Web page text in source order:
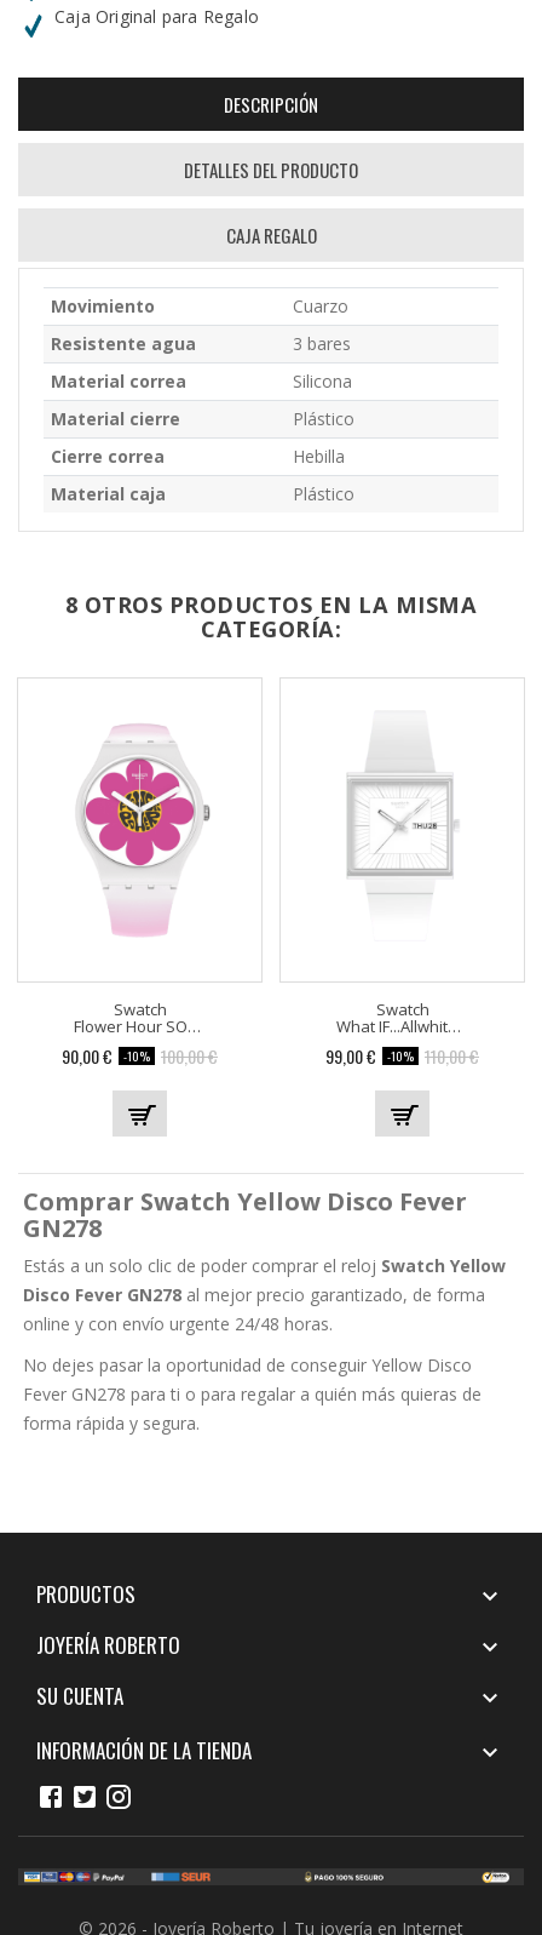
Caja Original para Regalo
DESCRIPCIÓN
DETALLES DEL PRODUCTO
CAJA REGALO
Movimiento
Cuarzo
Resistente agua
3 bares
Material correa
Silicona
Material cierre
Plástico
Cierre correa
Hebilla
Material caja
Plástico
8 OTROS PRODUCTOS EN LA MISMA
CATEGORÍA:
Swatch
Flower Hour SO32M104
Precio
90,00 € Precio
base
-10% 100,00 €
Swatch
What IF...Allwhite? SO34W700
Precio
99,00 € Precio
base
-10% 110,00 €
Comprar Swatch Yellow Disco Fever
GN278
Estás a un solo clic de poder comprar el reloj Swatch Yellow
Disco Fever GN278 al mejor precio garantizado, de forma
online y con envío urgente 24/48 horas.
No dejes pasar la oportunidad de conseguir Yellow Disco
Fever GN278 para ti o para regalar a quién más quieras de
forma rápida y segura.
PRODUCTOS 
JOYERÍA ROBERTO 
SU CUENTA 
INFORMACIÓN DE LA TIENDA 
© 2026 - Joyería Roberto | Tu joyería en Internet